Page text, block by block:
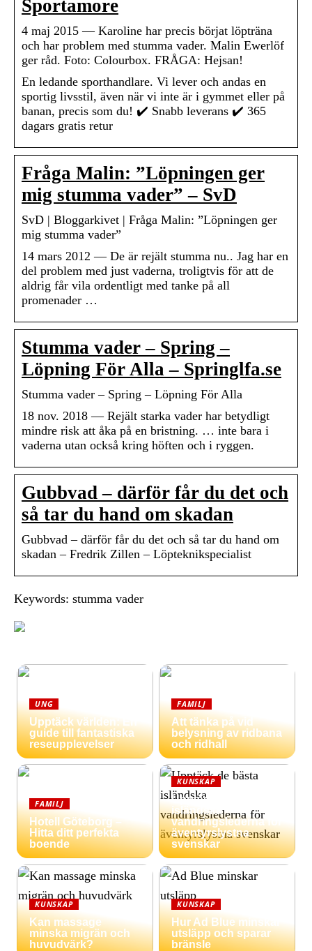
Sportamore
4 maj 2015 — Karoline har precis börjat löpträna
och har problem med stumma vader. Malin Ewerlöf
ger råd. Foto: Colourbox. FRÅGA: Hejsan!
En ledande sporthandlare. Vi lever och andas en
sportig livsstil, även när vi inte är i gymmet eller på
banan, precis som du! ✔️ Snabb leverans ✔️ 365
dagars gratis retur
Fråga Malin: ”Löpningen ger
mig stumma vader” – SvD
SvD | Bloggarkivet | Fråga Malin: ”Löpningen ger
mig stumma vader”
14 mars 2012 — De är rejält stumma nu.. Jag har en
del problem med just vaderna, troligtvis för att de
aldrig får vila ordentligt med tanke på all
promenader …
Stumma vader – Spring –
Löpning För Alla – Springlfa.se
Stumma vader – Spring – Löpning För Alla
18 nov. 2018 — Rejält starka vader har betydligt
mindre risk att åka på en bristning. … inte bara i
vaderna utan också kring höften och i ryggen.
Gubbvad – därför får du det och
så tar du hand om skadan
Gubbvad – därför får du det och så tar du hand om
skadan – Fredrik Zillen – Löpteknikspecialist
Keywords: stumma vader
UNG
Upptäck världen: En
guide till fantastiska
reseupplevelser
FAMILJ
Att tänka på vid
belysning av ridbana
och ridhall
FAMILJ
Hotell Göteborg –
Hitta ditt perfekta
boende
KUNSKAP
Upptäck de bästa
isländska
vandringslederna för
äventyrslystna
svenskar
KUNSKAP
Kan massage
minska migrän och
huvudvärk?
KUNSKAP
Hur Ad Blue minskar
utsläpp och sparar
bränsle